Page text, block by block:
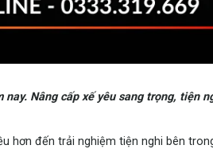
Nâng cấp xế yêu sang trọng, tiện
hơn đến trải nghiệm tiện nghi bên